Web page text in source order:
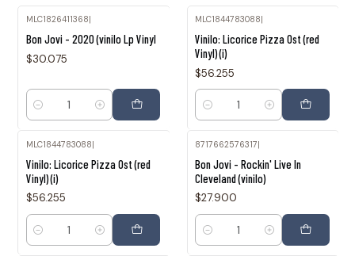
MLC1826411368|
Bon Jovi - 2020 (vinilo Lp Vinyl
$30.075
Cantidad
MLC1844783088|
Vinilo: Licorice Pizza Ost (red
Vinyl) (i)
$56.255
Cantidad
MLC1844783088|
Vinilo: Licorice Pizza Ost (red
Vinyl) (i)
$56.255
Cantidad
8717662576317|
Bon Jovi - Rockin' Live In
Cleveland (vinilo)
$27.900
Cantidad